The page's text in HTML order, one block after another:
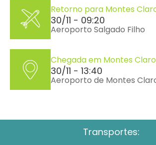
Retorno para Montes
30/11 - 09:20
Aeroporto Salgado Filho
Chegada em Montes
30/11 - 13:40
Aeroporto de Montes
Transportes: